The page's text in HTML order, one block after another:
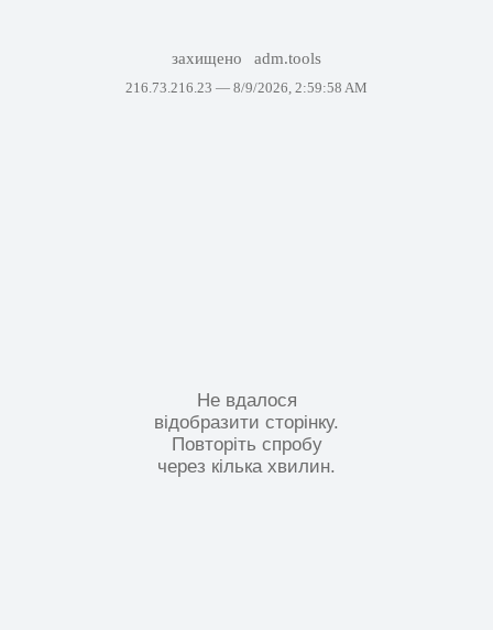
захищено adm.tools
216.73.216.23 — 8/9/2026, 2:59:58 AM
Не вдалося
відобразити сторінку.
Повторіть спробу
через кілька хвилин.